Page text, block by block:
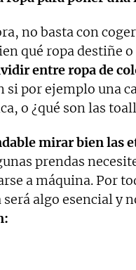
no basta con
qué ropa destiñe
entre ropa de
si por ejemplo una
o ¿qué son las
mirar bien las
prendas
a máquina. Por
algo esencial y